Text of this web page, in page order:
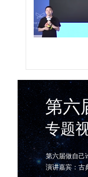
第六
专题
第六届做自己
演讲嘉宾：古